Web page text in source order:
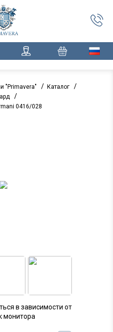
"Primavera" / Каталог /
/
0416/028
в зависимости от
монитора